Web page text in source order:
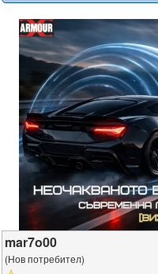
mar7o00
(Нов потребител)